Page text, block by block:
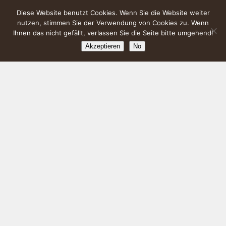
Diese Website benutzt Cookies. Wenn Sie die Website weiter
nutzen, stimmen Sie der Verwendung von Cookies zu. Wenn
Ihnen das nicht gefällt, verlassen Sie die Seite bitte umgehend!
Akzeptieren No